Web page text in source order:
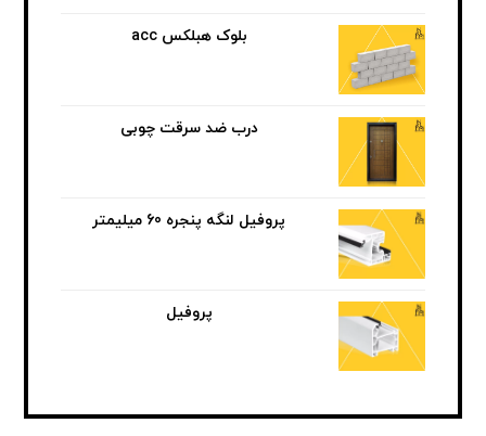
بلوک هبلکس acc
درب ضد سرقت چوبی
پروفیل لنگه پنجره 60 میلیمتر
پروفیل